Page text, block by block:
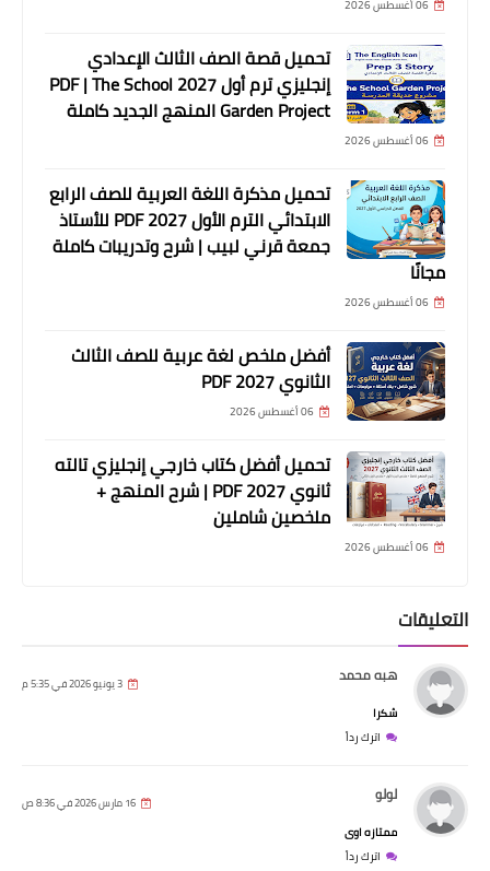
06 أغسطس 2026
تحميل قصة الصف الثالث الإعدادي
إنجليزي ترم أول 2027 PDF | The School
Garden Project المنهج الجديد كاملة
06 أغسطس 2026
تحميل مذكرة اللغة العربية للصف الرابع
الابتدائي الترم الأول 2027 PDF للأستاذ
جمعة قرني لبيب | شرح وتدريبات كاملة
مجانًا
06 أغسطس 2026
أفضل ملخص لغة عربية للصف الثالث
الثانوي 2027 PDF
06 أغسطس 2026
تحميل أفضل كتاب خارجي إنجليزي تالته
ثانوي 2027 PDF | شرح المنهج +
ملخصين شاملين
06 أغسطس 2026
التعليقات
هبه محمد 3 يونيو 2026 في 5:35 م
شكرا
اترك رداً
لولو 16 مارس 2026 في 8:36 ص
ممتازه اوى
اترك رداً